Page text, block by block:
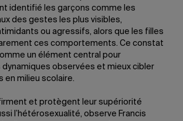
identifié les garçons comme les
des gestes les plus visibles,
ou agressifs, alors que les filles
ces comportements. Ce constat
un élément central pour
observées et mieux cibler
en milieu scolaire.
et protègent leur supériorité
l’hétérosexualité, observe Francis